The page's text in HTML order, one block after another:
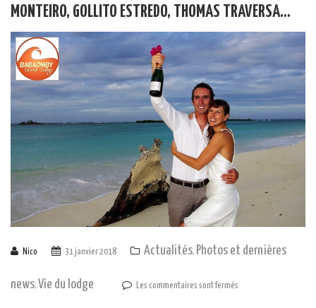
MONTEIRO, GOLLITO ESTREDO, THOMAS TRAVERSA…
Nico 31 janvier 2018 Actualités, Photos et dernières
news, Vie du lodge Les commentaires sont fermés